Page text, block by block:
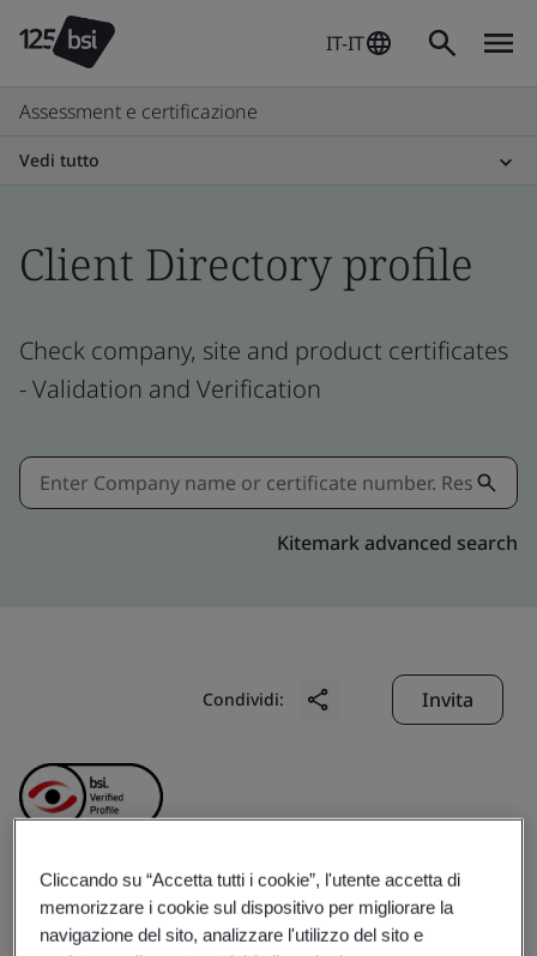
IT-IT
Assessment e certificazione
Vedi tutto
Client Directory profile
Check company, site and product certificates
- Validation and Verification
Kitemark advanced search
Condividi: Invita
Shenzhen PinZhan
Cliccando su “Accetta tutti i cookie”, l'utente accetta di
memorizzare i cookie sul dispositivo per migliorare la
navigazione del sito, analizzare l'utilizzo del sito e